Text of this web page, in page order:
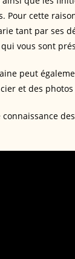
Pour cette
tant par ses
vous sont
peut
et des photos
connaissance